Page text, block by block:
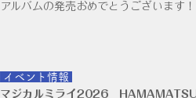
アルバムの発売おめでとうございます！
イベント情報
マジカルミライ2026